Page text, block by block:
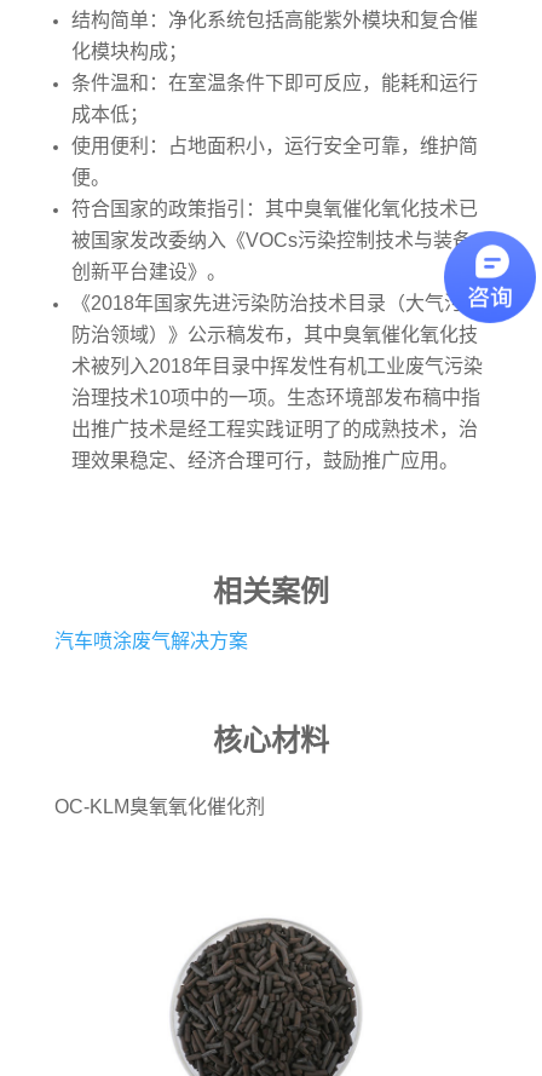
结构简单：净化系统包括高能紫外模块和复合催
化模块构成；
条件温和：在室温条件下即可反应，能耗和运行
成本低；
使用便利：占地面积小，运行安全可靠，维护简
便。
符合国家的政策指引：其中臭氧催化氧化技术已
被国家发改委纳入《VOCs污染控制技术与装备
创新平台建设》。
《2018年国家先进污染防治技术目录（大气污染
防治领域）》​公示稿发布，其中臭氧催化氧化技
术被列入2018年目录中挥发性有机工业废气污染
治理技术10项中的一项。生态环境部发布稿中指
出推广技术是经工程实践证明了的成熟技术，治
理效果稳定、经济合理可行，鼓励推广应用。
相关案例
汽车喷涂废气解决方案
核心材料
OC-KLM臭氧氧化催化剂